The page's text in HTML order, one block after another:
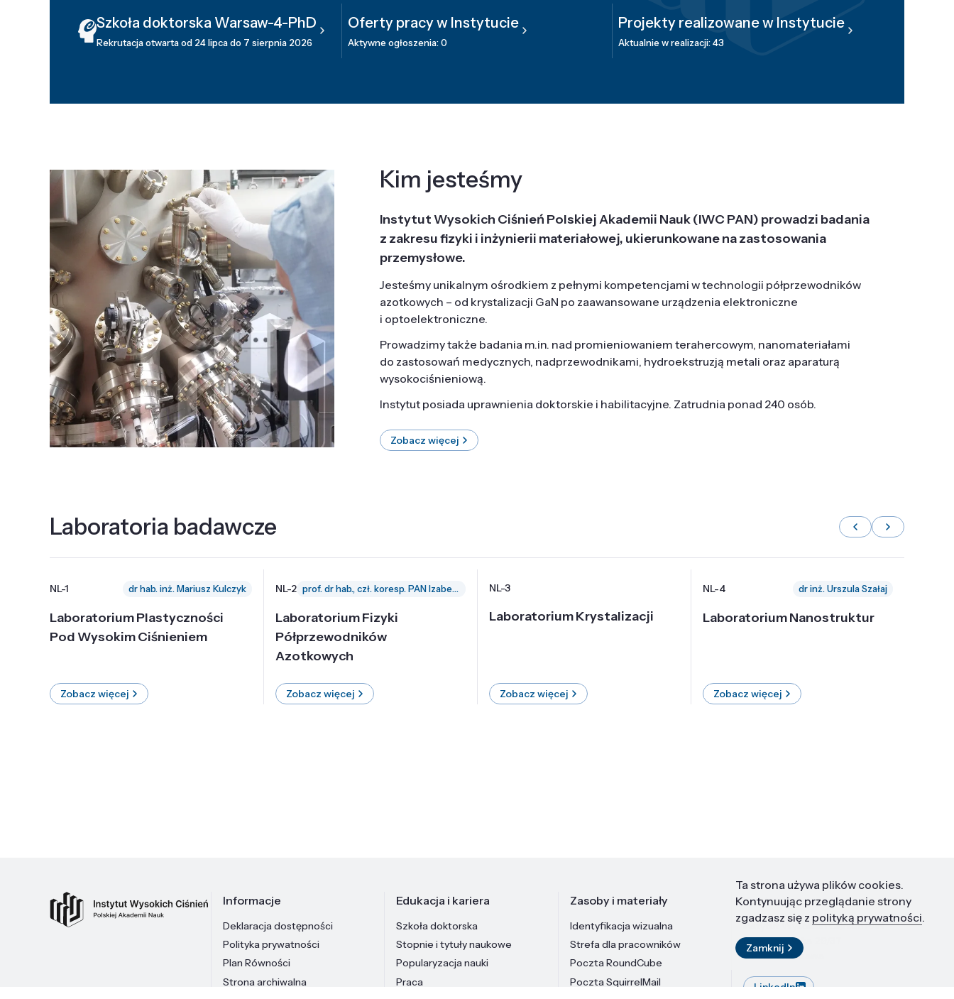
Szkoła doktorska Warsaw-4-PhD
Rekrutacja otwarta od 24 lipca do 7 sierpnia 2026
Oferty pracy w Instytucie
Aktywne ogłoszenia: 0
Projekty realizowane w Instytucie
Aktualnie w realizacji: 43
Kim jesteśmy
Instytut Wysokich Ciśnień Polskiej Akademii Nauk (IWC PAN) prowadzi badania
z zakresu fizyki i inżynierii materiałowej, ukierunkowane na zastosowania
przemysłowe.
Jesteśmy unikalnym ośrodkiem z pełnymi kompetencjami w technologii półprzewodników
azotkowych – od krystalizacji GaN po zaawansowane urządzenia elektroniczne
i optoelektroniczne.
Prowadzimy także badania m.in. nad promieniowaniem terahercowym, nanomateriałami
do zastosowań medycznych, nadprzewodnikami, hydroekstruzją metali oraz aparaturą
wysokociśnieniową.
Instytut posiada uprawnienia doktorskie i habilitacyjne. Zatrudnia ponad 240 osób.
Zobacz więcej
Laboratoria badawcze
NL-1 dr hab. inż. Mariusz Kulczyk
Laboratorium Plastyczności
Pod Wysokim Ciśnieniem
Zobacz więcej
NL-2 prof. dr hab., czł. koresp. PAN Izabella Grzegory
Laboratorium Fizyki
Półprzewodników
Azotkowych
Zobacz więcej
NL-3
Laboratorium Krystalizacji
Zobacz więcej
NL-4 dr inż. Urszula Szałaj
Laboratorium Nanostruktur
Zobacz więcej
Informacje
Deklaracja dostępności
Polityka prywatności
Plan Równości
Strona archiwalna
Edukacja i kariera
Szkoła doktorska
Stopnie i tytuły naukowe
Popularyzacja nauki
Praca
Zasoby i materiały
Identyfikacja wizualna
Strefa dla pracowników
Poczta RoundCube
Poczta SquirrelMail
Kontakt
Instytut Wysokich Ciśnień PAN
ul. Sokołowska 29/37
01-142 Warszawa
LinkedIn
Ta strona używa plików cookies.
Kontynuując przeglądanie strony
zgadzasz się z polityką prywatności.
Zamknij